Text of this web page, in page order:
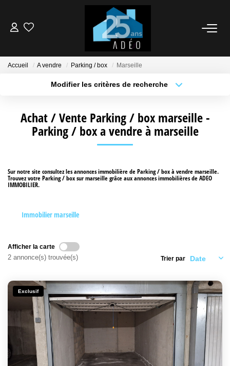
VENDEUR
ACQUÉREUR
LOCATIONS
NOS AGENCES
ÉTUDE FINANCIÈRE
Accueil A vendre Parking / box Marseille
Modifier les critères de recherche
Sélectionnez...
Type de bien
Surface min
Créer une alerte
Achat / Vente Parking / box marseille -
Parking / box a vendre à marseille
Sur notre site consultez les annonces immobilière de Parking / box à vendre marseille.
Trouvez votre Parking / box sur marseille grâce aux annonces immobilières de ADEO
IMMOBILIER.
Immobilier marseille
Afficher la carte
2 annonce(s) trouvée(s) Trier par
Exclusif